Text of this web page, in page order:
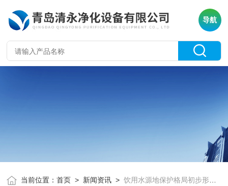
导航
当前位置：首页 > 新闻资讯 >饮用水源地保护格局初步形成 水质监测成重点